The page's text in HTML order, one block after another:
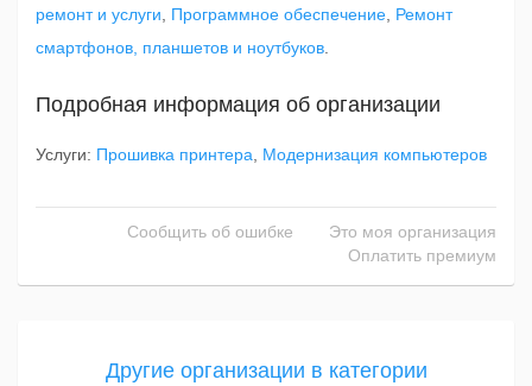
ремонт и услуги
Программное обеспечение Ремонт
смартфонов, планшетов и ноутбуков
Подробная информация об организации
Услуги: Прошивка принтера Модернизация компьютеров
Сообщить об ошибке
Это моя организация
Оплатить премиум
Другие организации в категории